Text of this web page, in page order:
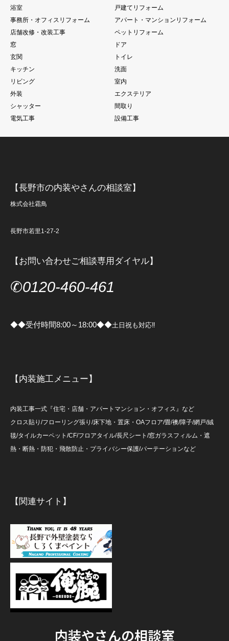
浴室
戸建てリフォーム
事務所・オフィスリフォーム
アパート・マンションリフォーム
店舗改修・改装工事
ペットリフォーム
窓
ドア
玄関
トイレ
キッチン
洗面
リビング
室内
外装
エクステリア
シャッター
間取り
電気工事
設備工事
【長野市の内装やさんの相談室】
株式会社霜鳥
長野市若里1-27-2
【お問い合わせご相談専用ダイヤル】
✆0120-460-461
◆◆受付時間8:00～18:00◆◆土日祝も対応‼
【内装施工メニュー】
内装工事一式『住宅・店舗・アパートマンション・オフィス』など
クロス貼り/フローリング張り/床下地・置床・OAフロア/畳/襖/障子/網戸/絨
毯/タイルカーペット/CF/フロアタイル/長尺シート/窓ガラスフィルム・遮
熱・断熱・防犯・飛散防止・プライバシー保護/パーテーションなど
【関連サイト】
内装やさんの相談室